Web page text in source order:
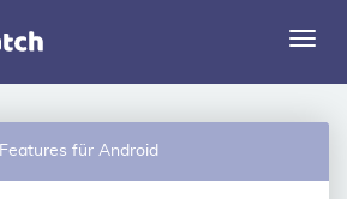
Funktionen
Features für Android